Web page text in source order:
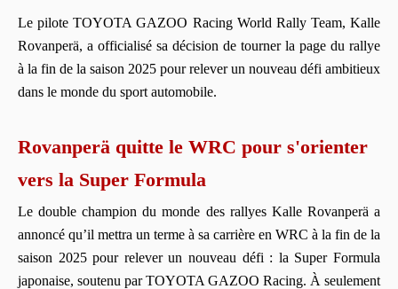
Le pilote TOYOTA GAZOO Racing World Rally Team, Kalle
Rovanperä, a officialisé sa décision de tourner la page du rallye
à la fin de la saison 2025 pour relever un nouveau défi ambitieux
dans le monde du sport automobile.
Rovanperä quitte le WRC pour s'orienter
vers la Super Formula
Le double champion du monde des rallyes Kalle Rovanperä a
annoncé qu’il mettra un terme à sa carrière en WRC à la fin de la
saison 2025 pour relever un nouveau défi : la Super Formula
japonaise, soutenu par TOYOTA GAZOO Racing. À seulement